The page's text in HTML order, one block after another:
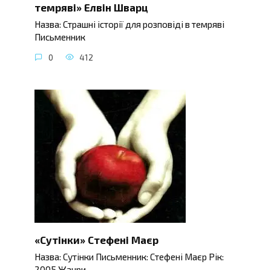
темряві» Елвін Шварц
Назва: Страшні історії для розповіді в темряві
Письменник
0 412
«Сутінки» Стефені Маєр
Назва: Сутінки Письменник: Стефені Маєр Рік: